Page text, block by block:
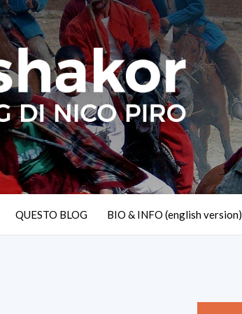
QUESTO BLOG BIO & INFO (english version)